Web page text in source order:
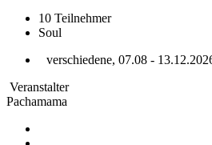
10 Teilnehmer
Soul
verschiedene, 07.08 -
Veranstalter
Pachamama